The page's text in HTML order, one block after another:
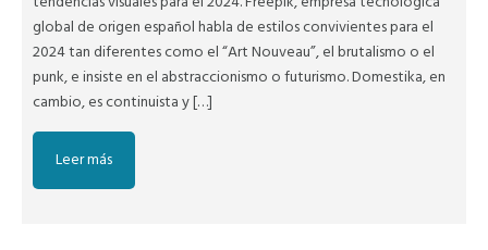
global de origen español habla de estilos convivientes para el
2024 tan diferentes como el “Art Nouveau”, el brutalismo o el
punk, e insiste en el abstraccionismo o futurismo. Domestika, en
cambio, es continuista y […]
Leer más